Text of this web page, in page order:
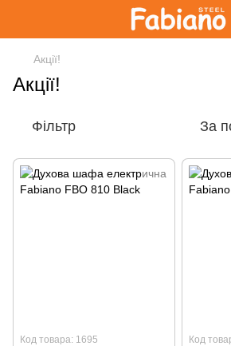
Акції!
Акції!
Фільтр За
Код товара: 1695 Код